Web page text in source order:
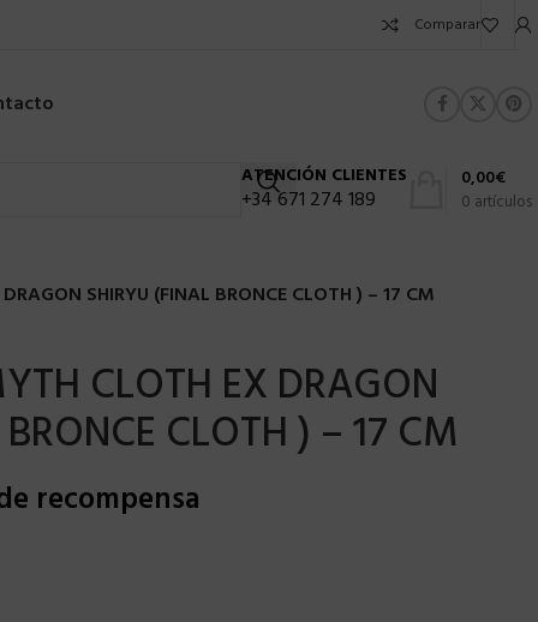
Comparar
ATENCIÓN CLIENTES
+34 671 274 189 0 artículos
0,00€
SHIRYU (FINAL BRONCE CLOTH ) – 17 CM
CLOTH EX DRAGON
CLOTH ) – 17 CM
recompensa